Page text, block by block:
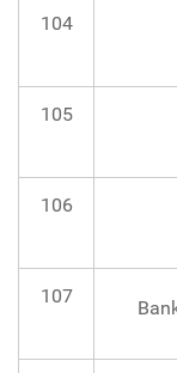
104
105
106
107